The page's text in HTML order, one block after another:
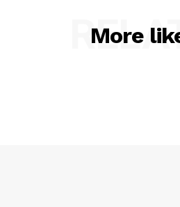
More